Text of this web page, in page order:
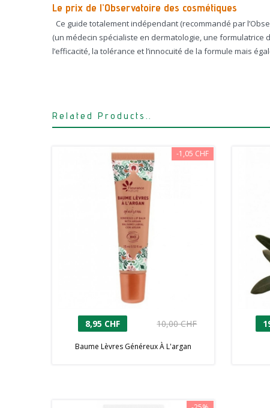
Le prix de l’Observatoire des cosmétiques
Ce guide totalement indépendant (recommandé par
(un médecin spécialiste en dermatologie, une
l’efficacité, la tolérance et l’innocuité de la formule mais
Related Products..
-1,05 CHF
8,95 CHF 10,00 CHF
Baume Lèvres Généreux À L'argan